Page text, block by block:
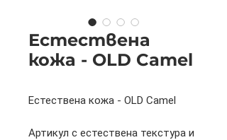
Естествена
кожа - OLD Camel
Естествена кожа - OLD Camel
Артикул с естествена текстура и